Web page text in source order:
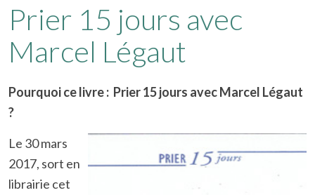
Prier 15 jours avec
Marcel Légaut
Pourquoi ce livre : Prier 15 jours avec Marcel Légaut
?
Le 30 mars
2017, sort en
librairie cet